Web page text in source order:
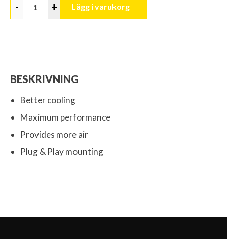
- + Lägg i varukorg
BESKRIVNING
Better cooling
Maximum performance
Provides more air
Plug & Play mounting